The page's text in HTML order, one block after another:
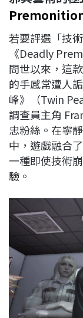
若要評選「技
《Deadly
問世以來，這
的手感常遭人
峰》（Twin
調查員主角
忠粉絲。在寧
中，遊戲融合
一種即使技術
驗。